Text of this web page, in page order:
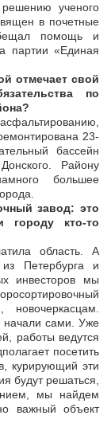
ученого
в почетные
помощь и
партии «Единая
отмечает свой
по
23-
бассейн
Району
большее
завод: это
городу кто-то
область. А
Петербурга и
инвесторов мы
начали сами. Уже
работы ведутся
посетить
курирующий эти
будут решаться,
мы найдем
важный объект